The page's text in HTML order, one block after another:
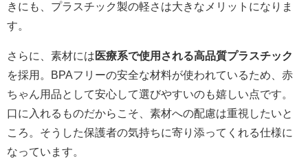
きにも、プラスチック製の軽さは大きなメリットになりま
す。
さらに、素材には 医療系で使用される高品質プラスチック
を採用。BPAフリーの安全な材料が使われているため、赤
ちゃん用品として安心して選びやすいのも嬉しい点です。
口に入れるものだからこそ、素材への配慮は重視したいと
ころ。そうした保護者の気持ちに寄り添ってくれる仕様に
なっています。